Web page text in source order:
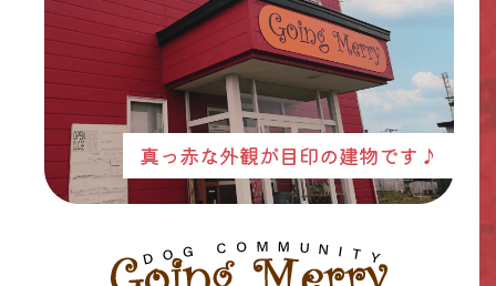
真っ赤な外観が目印の建物です♪